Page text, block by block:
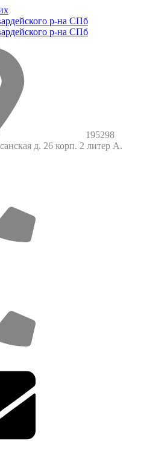
195298
д. 26 корп. 2 литер А.